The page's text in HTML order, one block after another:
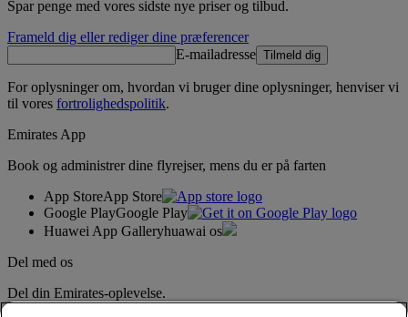
Spar penge med vores sidste nye priser og tilbud.
Frameld dig eller rediger dine præferencer
E-mailadresse Tilmeld dig
For oplysninger om, hvordan vi bruger dine oplysninger, henviser vi
til vores fortrolighedspolitik.
Emirates App
Book og administrer dine flyrejser, mens du er på farten
App StoreApp Store
Google PlayGoogle Play
Huawei App Galleryhuawai os
Del med os
Del din Emirates-oplevelse.